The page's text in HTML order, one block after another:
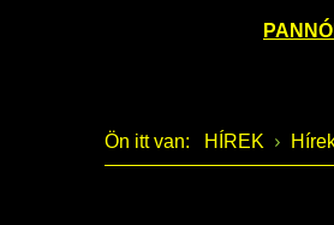
Ön itt van: HÍREK